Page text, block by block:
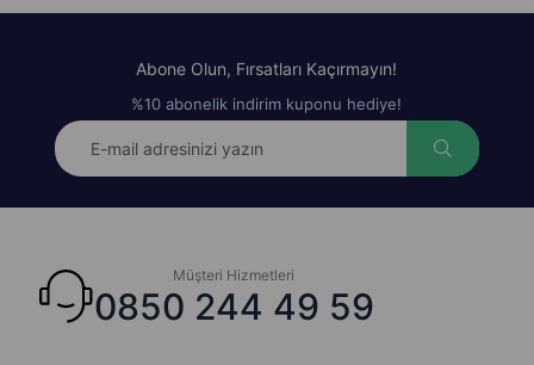
Abone Olun, Fırsatları Kaçırmayın!
%10 abonelik indirim kuponu hediye!
Müşteri Hizmetleri
0850 244 49 59